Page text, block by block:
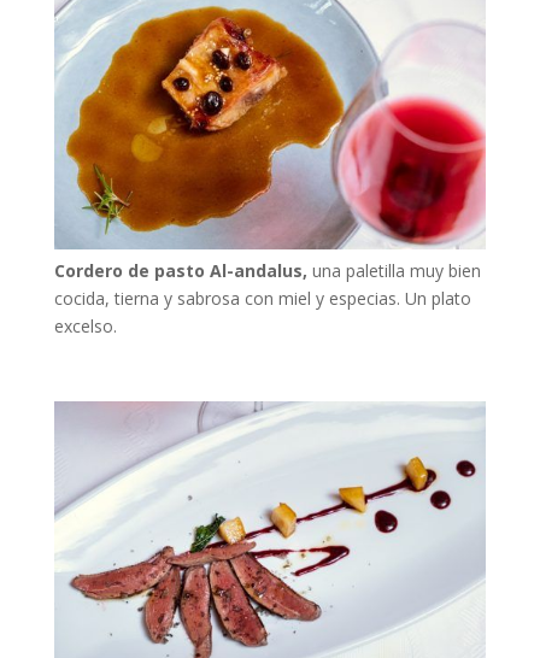
Cordero de pasto Al-andalus, una paletilla muy bien
cocida, tierna y sabrosa con miel y especias. Un plato
excelso.